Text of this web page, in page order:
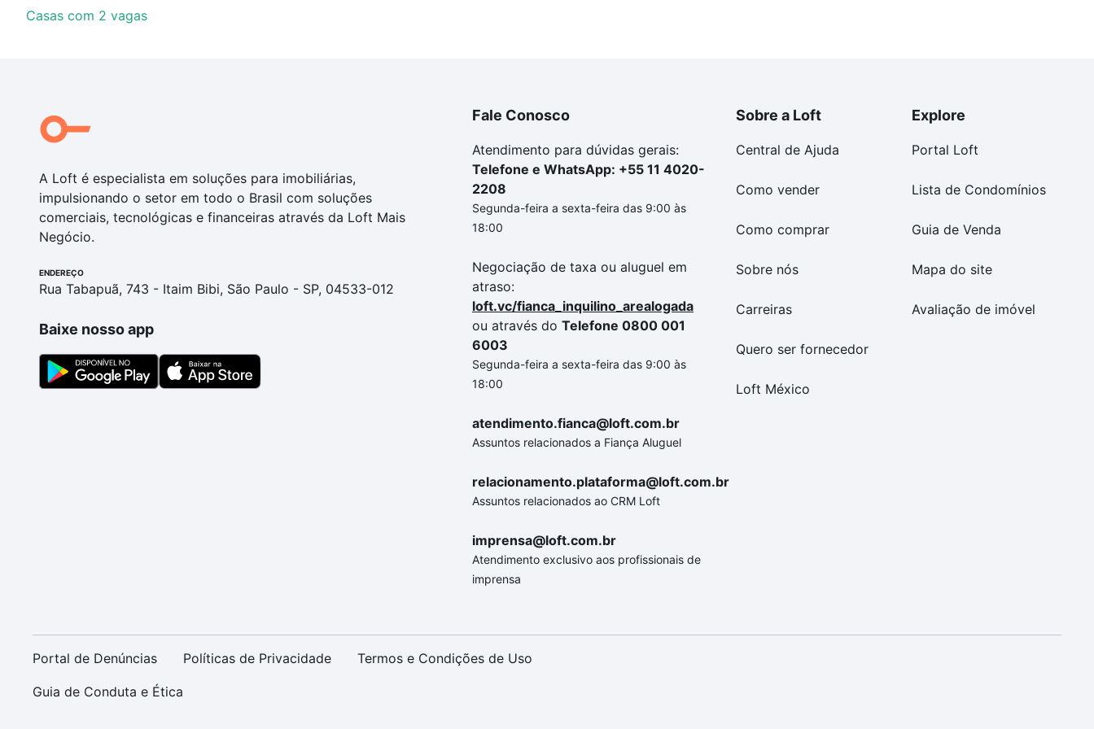
Casas com 2 vagas
A Loft é especialista em soluções para imobiliárias,
impulsionando o setor em todo o Brasil com soluções
comerciais, tecnológicas e financeiras através da Loft Mais
Negócio.
ENDEREÇO
Rua Tabapuã, 743 - Itaim Bibi, São Paulo - SP, 04533-012
Baixe nosso app
Fale Conosco
Atendimento para dúvidas gerais:
Telefone e WhatsApp: +55 11 4020-
2208
Segunda-feira a sexta-feira das 9:00 às
18:00
Negociação de taxa ou aluguel em
atraso:
loft.vc/fianca_inquilino_arealogada
ou através do Telefone 0800 001
6003
Segunda-feira a sexta-feira das 9:00 às
18:00
atendimento.fianca@loft.com.br
Assuntos relacionados a Fiança Aluguel
relacionamento.plataforma@loft.com.br
Assuntos relacionados ao CRM Loft
imprensa@loft.com.br
Atendimento exclusivo aos profissionais de
imprensa
Sobre a Loft
Central de Ajuda
Como vender
Como comprar
Sobre nós
Carreiras
Quero ser fornecedor
Loft México
Explore
Portal Loft
Lista de Condomínios
Guia de Venda
Mapa do site
Avaliação de imóvel
Portal de Denúncias Políticas de Privacidade Termos e Condições de Uso
Guia de Conduta e Ética